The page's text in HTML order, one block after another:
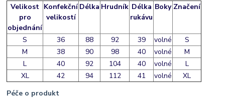
Velikost
pro
objednání
Konfekční
velikostí
Délka Hrudník Délka
rukávu
Boky Značení
S 36 88 92 39 volné
S
M
38 90 98 40 volné
M
L
40 92 104 40 volné
L
XL
42 94 112 41 volné
XL
Péče o produkt